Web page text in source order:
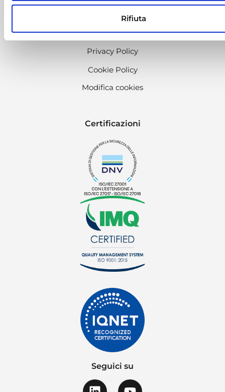
Rifiuta
Note legali
Privacy Policy
Cookie Policy
Modifica cookies
Certificazioni
Seguici su